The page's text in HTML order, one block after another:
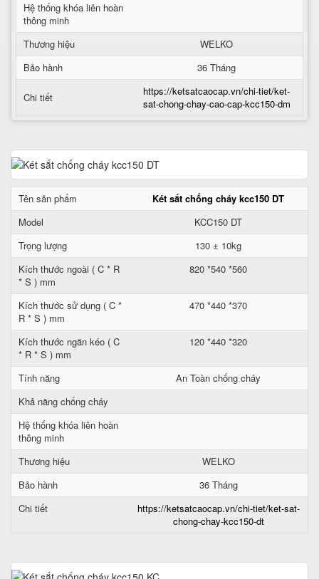
Hệ thống khóa liên hoàn
thông minh
Thương hiệu
WELKO
Bảo hành
36 Tháng
Chi tiết
https://ketsatcaocap.vn/chi-tiet/ket-
sat-chong-chay-cao-cap-kcc150-dm
Tên sản phẩm
Két sắt chống cháy kcc150 DT
Model
KCC150 DT
Trọng lượng
130 ± 10kg
Kích thước ngoài ( C * R
* S ) mm
820 *540 *560
Kích thước sử dụng ( C *
R * S ) mm
470 *440 *370
Kích thước ngăn kéo ( C
* R * S ) mm
120 *440 *320
Tính năng
An Toàn chống cháy
Khả năng chống cháy
Hệ thống khóa liên hoàn
thông minh
Thương hiệu
WELKO
Bảo hành
36 Tháng
Chi tiết
https://ketsatcaocap.vn/chi-tiet/ket-sat-
chong-chay-kcc150-dt